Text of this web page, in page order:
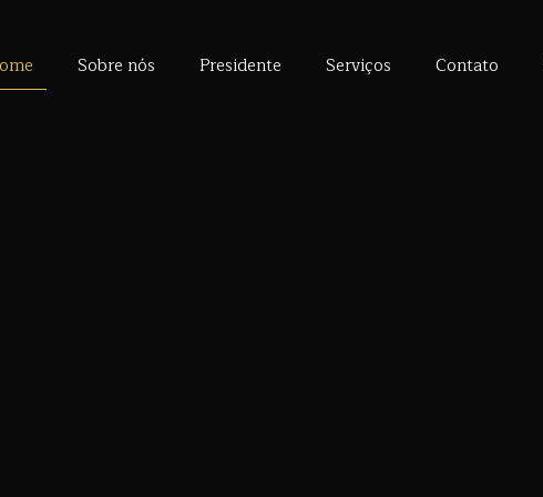
Sobre nós Presidente Serviços Contato